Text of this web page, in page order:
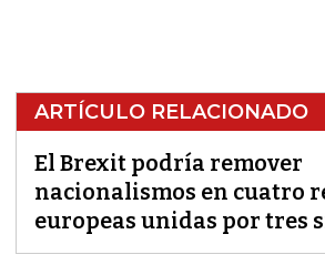
ARTÍCULO RELACIONADO
El Brexit podría remover
nacionalismos en cuatro
europeas unidas por tres